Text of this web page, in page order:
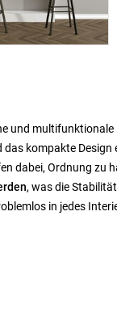
und multifunktionale
kompakte Design
dabei, Ordnung zu
, was die
in jedes